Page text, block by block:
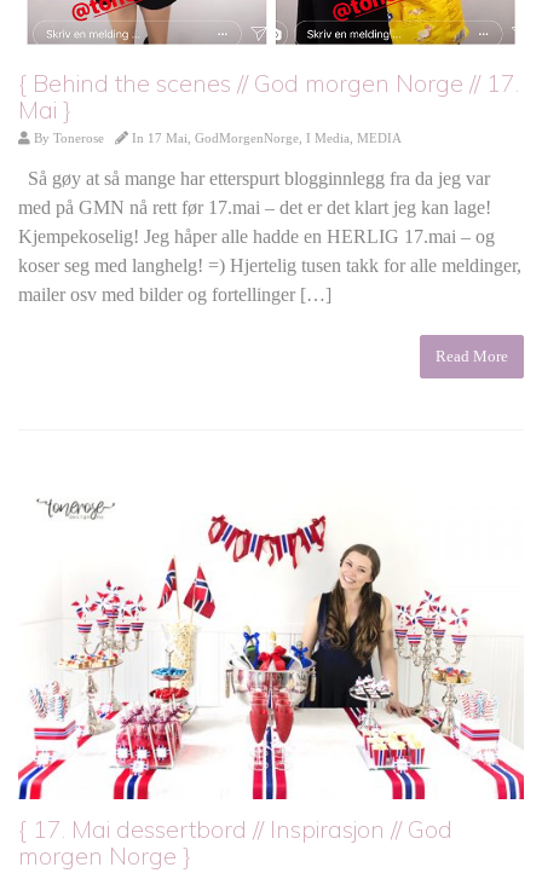
{ Behind the scenes // God morgen Norge // 17.
Mai }
By Tonerose In 17 Mai GodMorgenNorge I Media MEDIA
Så gøy at så mange har etterspurt blogginnlegg fra da jeg var
med på GMN nå rett før 17.mai – det er det klart jeg kan lage!
Kjempekoselig! Jeg håper alle hadde en HERLIG 17.mai – og
koser seg med langhelg! =) Hjertelig tusen takk for alle meldinger,
mailer osv med bilder og fortellinger […]
Read More
{ 17. Mai dessertbord // Inspirasjon // God
morgen Norge }